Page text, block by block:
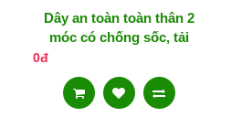
Dây an toàn toàn thân 2
móc có chống sốc, tải
0đ